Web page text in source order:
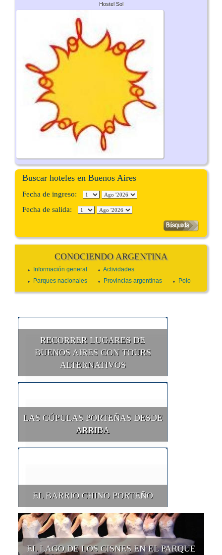
Hostel Sol
Buscar hoteles en Buenos Aires
Fecha de ingreso:
Fecha de salida:
CONOCIENDO ARGENTINA
Información general
Actividades
Parques nacionales
Provincias argentinas Polo
RECORRER LUGARES DE
BUENOS AIRES CON TOURS
ALTERNATIVOS
LAS CÚPULAS PORTEÑAS DESDE
ARRIBA
EL BARRIO CHINO PORTEÑO
EL LAGO DE LOS CISNES EN EL PARQUE